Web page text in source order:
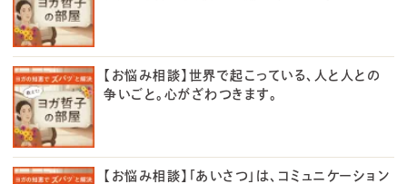
【お悩み相談】世界で起こっている、人と人との
争いごと。心がざわつきます。
【お悩み相談】「あいさつ」は、コミュニケーション